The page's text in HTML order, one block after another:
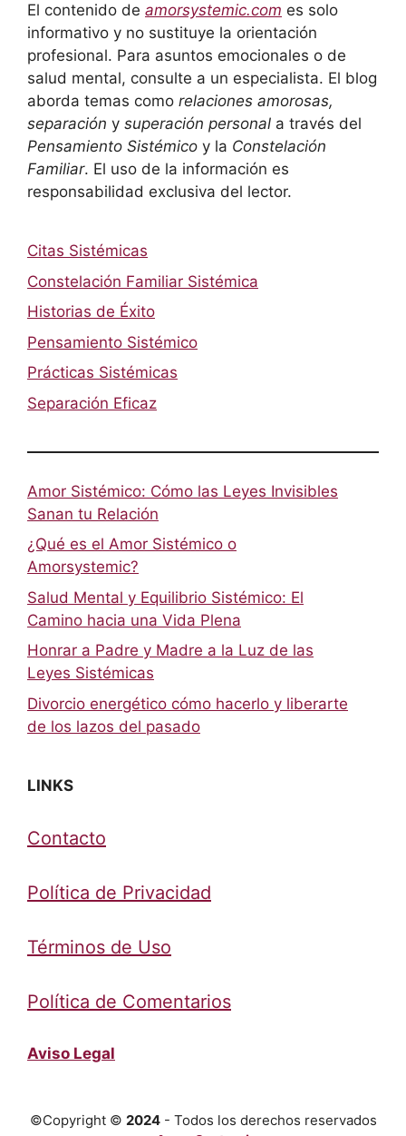
El contenido de amorsystemic.com es solo
informativo y no sustituye la orientación
profesional. Para asuntos emocionales o de
salud mental, consulte a un especialista. El blog
aborda temas como relaciones amorosas,
separación y superación personal a través del
Pensamiento Sistémico y la Constelación
Familiar. El uso de la información es
responsabilidad exclusiva del lector.
Citas Sistémicas
Constelación Familiar Sistémica
Historias de Éxito
Pensamiento Sistémico
Prácticas Sistémicas
Separación Eficaz
Amor Sistémico: Cómo las Leyes Invisibles
Sanan tu Relación
¿Qué es el Amor Sistémico o
Amorsystemic?
Salud Mental y Equilibrio Sistémico: El
Camino hacia una Vida Plena
Honrar a Padre y Madre a la Luz de las
Leyes Sistémicas
Divorcio energético cómo hacerlo y liberarte
de los lazos del pasado
LINKS
Contacto
Política de Privacidad
Términos de Uso
Política de Comentarios
Aviso Legal
©Copyright © 2024- Todos los derechos reservados